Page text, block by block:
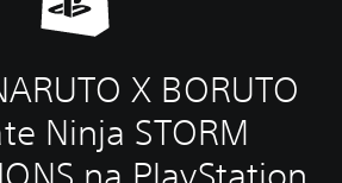
X BORUTO
Ninja STORM